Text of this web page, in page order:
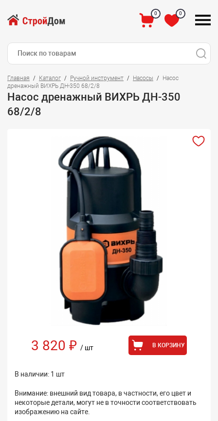
0 0
Главная Каталог Ручной инструмент Насосы
Насос
дренажный ВИХРЬ ДН-350 68/2/8
Насос дренажный ВИХРЬ ДН-350
68/2/8
3 820 ₽ / шт В КОРЗИНУ
В наличии: 1 шт
Внимание: внешний вид товара, в частности, его цвет и
некоторые детали, могут не в точности соответствовать
изображению на сайте.